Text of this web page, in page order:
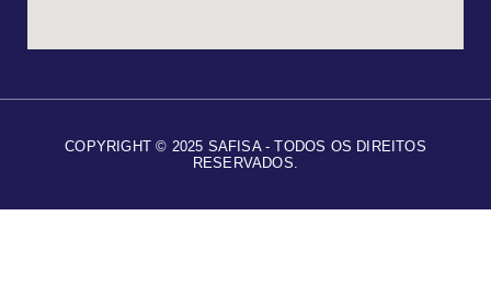
COPYRIGHT © 2025 SAFISA - TODOS OS DIREITOS
RESERVADOS.